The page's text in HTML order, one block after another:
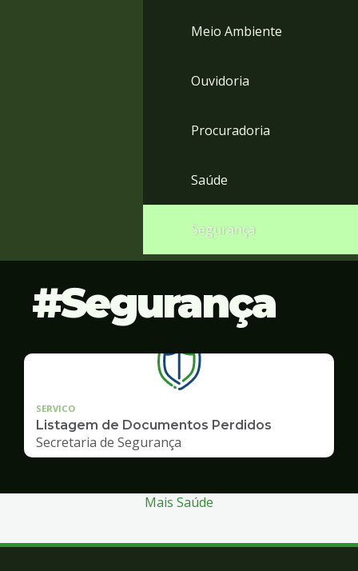
Meio Ambiente
Ouvidoria
Procuradoria
Saúde
Segurança
Segurança
SERVICO
Listagem de Documentos Perdidos
Secretaria de Segurança
Mais Saúde